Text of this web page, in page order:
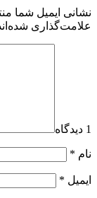
نشانی ایمیل شما
علامت‌گذاری
1 دیدگاه
نام *
ایمیل *